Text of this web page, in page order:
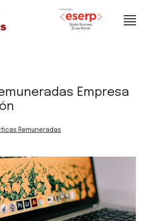
Empresa
Remuneradas